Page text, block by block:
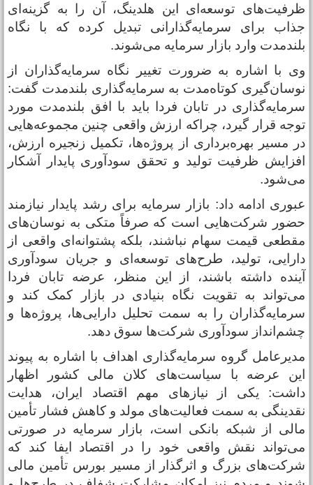
توسعه‌ای این هلدینگ، آن را به گزینه‌ای
برای سرمایه‌گذارانی تبدیل کرده که با نگاه
وارد بازار سرمایه می‌شوند.
با اشاره به ضرورت تغییر نگاه سرمایه‌گذاران از
کوتاه‌مدت به سرمایه‌گذاری بلندمدت گفت:
در تابان فردا باید با افق بلندمدت مورد
قرار گیرد، چراکه ارزش واقعی چنین مجموعه‌هایی
مسیر بهره‌برداری از پروژه‌ها، تکمیل زنجیره ارزش،
ظرفیت تولید و تحقق سودآوری پایدار آشکار
ادامه داد: بازار سرمایه برای رشد پایدار نیازمند
شرکت‌هایی است که صرفاً متکی به نوسان‌های
قیمت سهام نباشند، بلکه پشتوانه‌ای واقعی از
تولید، طرح‌های توسعه‌ای و جریان سودآوری
داشته باشند، از این منظر، عرضه تابان فردا
به تقویت نگاه بنیادی در بازار کمک کند و
را به سمت تحلیل دارایی‌ها، پروژه‌ها و
سودآوری شرکت‌ها سوق دهد.
گروه سرمایه‌گذاری اهداف با اشاره به پیوند
عرضه با سیاست‌های کلان مالی کشور اظهار
یکی از نیازهای مهم اقتصاد ایران، هدایت
به سمت فعالیت‌های مولد و کاهش فشار تأمین
از شبکه بانکی است، بازار سرمایه در صورتی
نقش واقعی خود را در اقتصاد ایفا کند که
بزرگ و اثرگذار از مسیر بورس تأمین مالی